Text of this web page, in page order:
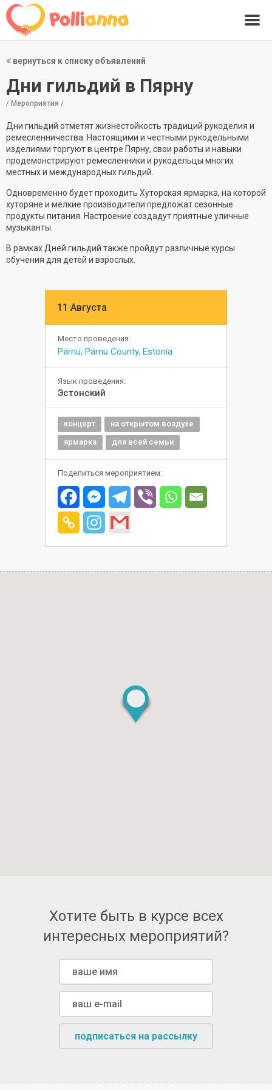
вернуться к списку объявлений
Дни гильдий в Пярну
/ Мероприятия /
Дни гильдий отметят жизнестойкость традиций рукоделия и
ремесленничества. Настоящими и честными рукодельными
изделиями торгуют в центре Пярну, свои работы и навыки
продемонстрируют ремесленники и рукодельцы многих
местных и международных гильдий.
Одновременно будет проходить Хуторская ярмарка, на которой
хуторяне и мелкие производители предложат сезонные
продукты питания. Настроение создадут приятные уличные
музыканты.
В рамках Дней гильдий также пройдут различные курсы
обучения для детей и взрослых.
11 Августа
Место проведения:
Pärnu, Pärnu County, Estonia
Язык проведения:
Эстонский
концерт
на открытом воздухе
ярмарка
для всей семьи
Поделиться мероприятием:
Хотите быть в курсе всех
интересных мероприятий?
подписаться на рассылку